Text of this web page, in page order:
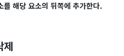
해당 요소의 뒤쪽에 추가한다.
제